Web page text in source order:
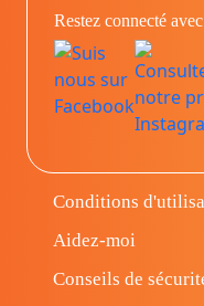
Restez connecté
Conditions
Aidez-moi
Conseils de